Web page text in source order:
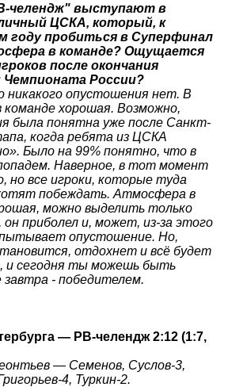
челендж" выступают в
ЦСКА, который, к
году пробиться в Суперфинал
в команде? Ощущается
после окончания
Чемпионата России?
никакого опустошения нет. В
хорошая. Возможно,
была понятна уже после Санкт-
когда ребята из ЦСКА
Было на 99% понятно, что в
Наверное, в тот момент
но все игроки, которые туда
побеждать. Атмосфера в
можно выделить только
приболел и, может, из-за этого
опустошение. Но,
отдохнет и всё будет
и сегодня ты можешь быть
- победителем.
— РВ-челендж 2:12 (1:7,
— Семенов, Суслов-3,
4, Туркин-2.